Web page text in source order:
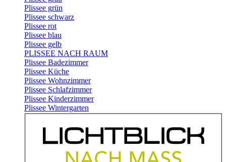
Plissee grün
Plissee schwarz
Plissee rot
Plissee blau
Plissee gelb
PLISSEE NACH RAUM
Plissee Badezimmer
Plissee Küche
Plissee Wohnzimmer
Plissee Schlafzimmer
Plissee Kinderzimmer
Plissee Wintergarten